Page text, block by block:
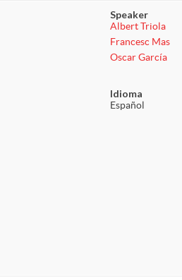
Speaker
Albert Triola
Francesc Mas
Oscar García
Idioma
Español